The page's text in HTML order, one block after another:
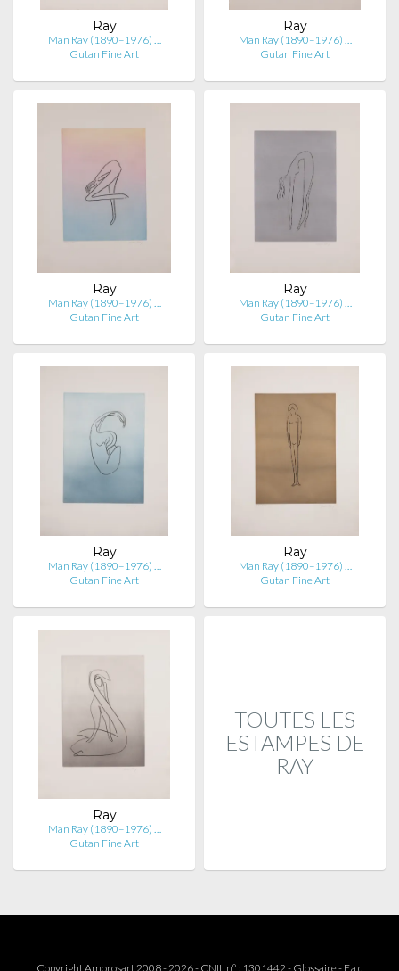
Ray
Man Ray (1890–1976) …
Gutan Fine Art
Ray
Man Ray (1890–1976) …
Gutan Fine Art
Ray
Man Ray (1890–1976) …
Gutan Fine Art
Ray
Man Ray (1890–1976) …
Gutan Fine Art
Ray
Man Ray (1890–1976) …
Gutan Fine Art
Ray
Man Ray (1890–1976) …
Gutan Fine Art
Ray
Man Ray (1890–1976) …
Gutan Fine Art
TOUTES LES
ESTAMPES DE
RAY
Copyright Amorosart 2008 - 2026 - CNIL n° : 1301442 - Glossaire- F.a.q